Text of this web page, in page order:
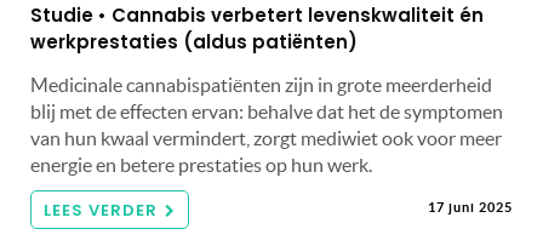
Studie • Cannabis verbetert levenskwaliteit én
werkprestaties (aldus patiënten)
Medicinale cannabispatiënten zijn in grote meerderheid
blij met de effecten ervan: behalve dat het de symptomen
van hun kwaal vermindert, zorgt mediwiet ook voor meer
energie en betere prestaties op hun werk.
LEES VERDER 17 juni 2025